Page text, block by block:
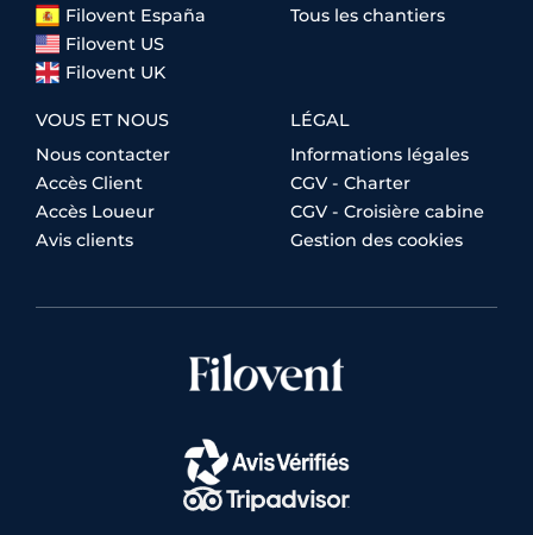
Filovent España
Filovent US
Filovent UK
Tous les chantiers
VOUS ET NOUS
Nous contacter
Accès Client
Accès Loueur
Avis clients
LÉGAL
Informations légales
CGV - Charter
CGV - Croisière cabine
Gestion des cookies